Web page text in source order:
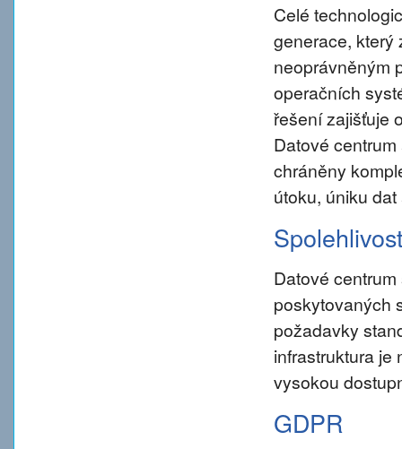
Celé
generace, který
neoprávněným
operačních
řešení zajišťuje
Datové
chráněny
útoku, úniku
Spolehlivost
Datové
poskytovaných
požadavky
infrastruktura je
vysokou
GDPR